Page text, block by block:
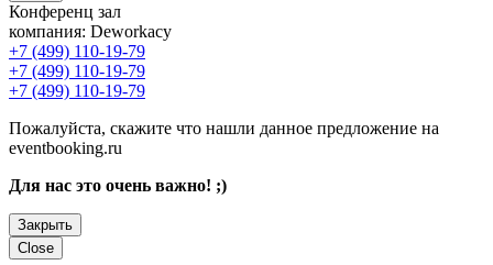
Конференц зал
компания: Deworkacy
+7 (499) 110-19-79
+7 (499) 110-19-79
+7 (499) 110-19-79
Пожалуйста, скажите что нашли данное предложение на
eventbooking.ru
Для нас это очень важно! ;)
Закрыть
Close